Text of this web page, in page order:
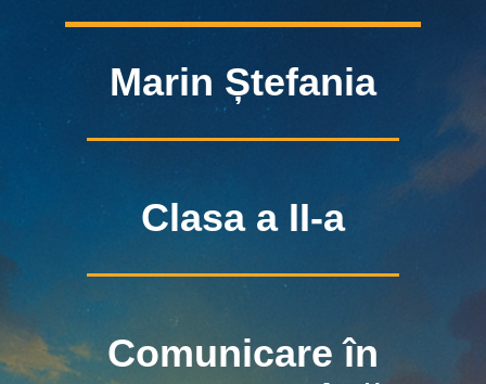
Marin Ștefania
Clasa a II-a
Comunicare în